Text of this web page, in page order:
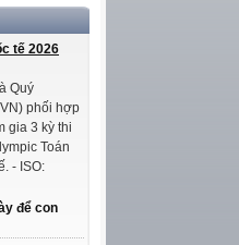
tế 2026
Quý
phối hợp
gia 3 kỳ thi
Toán
- ISO:
để con